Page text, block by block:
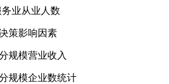
务业从业人数
策影响因素
规模营业收入
规模企业数统计